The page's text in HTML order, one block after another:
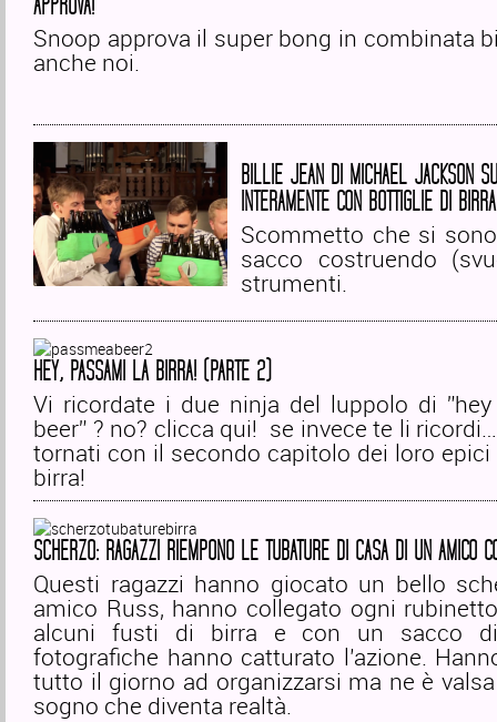
APPROVA!
Snoop approva il super bong in combinata
anche noi.
BILLIE JEAN DI MICHAEL JACKSON
INTERAMENTE CON BOTTIGLIE DI BIRRA
Scommetto che si
sacco costruendo
strumenti.
HEY, PASSAMI LA BIRRA! (PARTE 2)
Vi ricordate i due ninja del luppolo di
beer” ? no? clicca qui! se invece te li
tornati con il secondo capitolo dei loro
birra!
SCHERZO: RAGAZZI RIEMPONO LE TUBATURE DI CASA DI UN AMICO
Questi ragazzi hanno giocato un bello
amico Russ, hanno collegato ogni
alcuni fusti di birra e con un sacco di
fotografiche hanno catturato l’azione.
tutto il giorno ad organizzarsi ma ne è
sogno che diventa realtà.